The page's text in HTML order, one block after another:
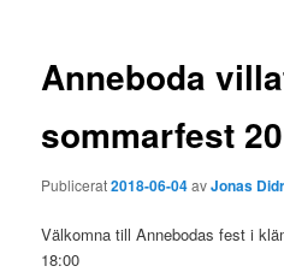
Anneboda
sommarfest
Publicerat2018-06-04avJonas
Välkomna till Annebodas fest i
18:00